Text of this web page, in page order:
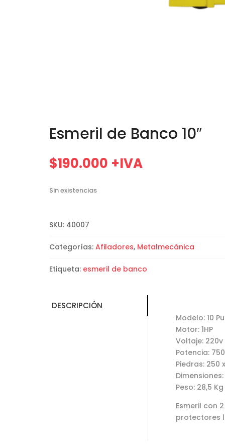
Esmeril de Banco 10″
$190.000 +IVA
Sin existencias
SKU: 40007
Categorías: Afiladores, Metalmecánica
Etiqueta: esmeril de banco
DESCRIPCIÓN
Modelo: 10
Motor: 1HP
Voltaje: 220v
Potencia:
Piedras: 250
Peso: 28,5 Kg
Esmeril con
protectores